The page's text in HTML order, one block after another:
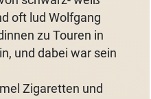
oft lud Wolfgang
zu Touren in
und dabei war sein
Zigaretten und